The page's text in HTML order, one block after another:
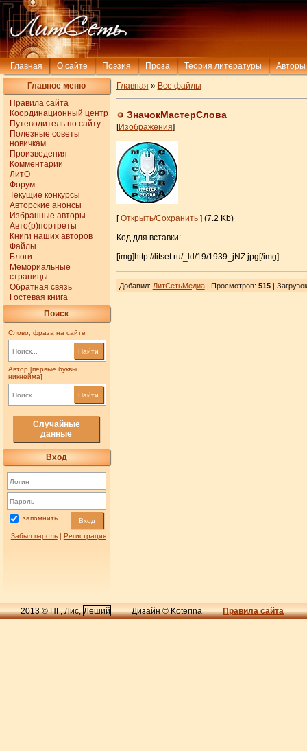
Главная О сайте Поэзия Проза Теория литературы Авторы
Главное меню
Правила сайта
Координационный центр
Путеводитель по сайту
Полезные советы
новичкам
Произведения
Комментарии
ЛитО
Форум
Текущие конкурсы
Авторские анонсы
Избранные авторы
Авто(р)портреты
Книги наших авторов
Файлы
Блоги
Мемориальные
страницы
Обратная связь
Гостевая книга
Поиск
Слово, фраза на сайте
Найти
Автор [первые буквы
никнейма]
Найти
Случайные
данные
Вход
запомнить Вход
Забыл пароль| Регистрация
Главная » Все файлы
ЗначокМастерСлова
[Изображения]
[Открыть/Сохранить] (7.2 Kb)
Код для вставки:
[img]http://litset.ru/_ld/19/1939_jNZ.jpg[/img]
Добавил: ЛитСетьМедиа| Просмотров: 515| Загрузок
2013 © ПГ, Лис,Леший Дизайн © Koterina Правила сайта